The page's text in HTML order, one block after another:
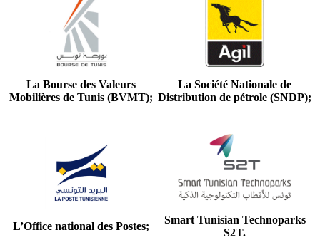
La Bourse des Valeurs
Mobilières de Tunis (BVMT);
La Société Nationale de
Distribution de pétrole (SNDP);
L’Office national des Postes;
Smart Tunisian Technoparks
S2T.